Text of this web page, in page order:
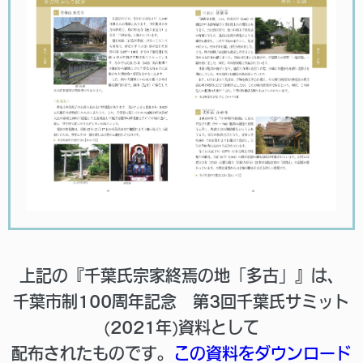
上記の『千葉氏宗家終焉の地「多古」』は、
千葉市制100周年記念 第3回千葉氏サミット
(2021年)資料として
配布されたものです。 この資料をダウンロード